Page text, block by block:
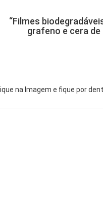
“Filmes
grafeno e cera
na Imagem e fique por